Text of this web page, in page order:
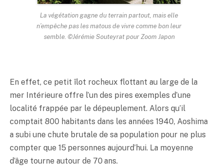
La végétation gagne du terrain partout, mais elle
n’empêche pas les matous de vivre comme bon leur
semble. ©Jérémie Souteyrat pour Zoom Japon
En effet, ce petit îlot rocheux flottant au large de la
mer Intérieure offre l’un des pires exemples d’une
localité frappée par le dépeuplement. Alors qu’il
comptait 800 habitants dans les années 1940, Aoshima
a subi une chute brutale de sa population pour ne plus
compter que 15 personnes aujourd’hui. La moyenne
d’âge tourne autour de 70 ans.